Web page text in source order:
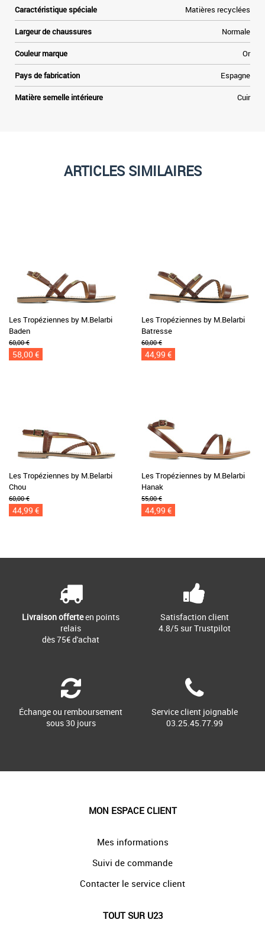
Caractéristique spéciale Matières recyclées
Largeur de chaussures Normale
Couleur marque Or
Pays de fabrication Espagne
Matière semelle intérieure Cuir
ARTICLES SIMILAIRES
Les Tropéziennes by M.Belarbi
Baden
60,00 €
58,00 €
Les Tropéziennes by M.Belarbi
Batresse
60,00 €
44,99 €
Les Tropéziennes by M.Belarbi
Chou
60,00 €
44,99 €
Les Tropéziennes by M.Belarbi
Hanak
55,00 €
44,99 €
Livraison offerteen points
relais
dès 75€ d'achat
Satisfaction client
4.8/5 sur Trustpilot
Échange ou remboursement
sous 30 jours
Service client joignable
03.25.45.77.99
MON ESPACE CLIENT
Mes informations
Suivi de commande
Contacter le service client
TOUT SUR U23